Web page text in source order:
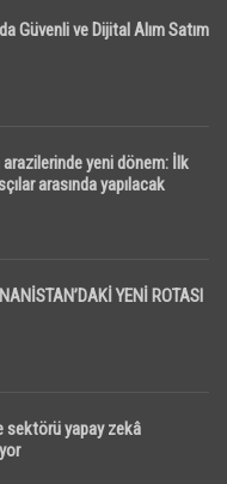
Güvenli ve Dijital Alım Satım
arazilerinde yeni dönem: İlk
arasında yapılacak
YENİ ROTASI
sektörü yapay zekâ